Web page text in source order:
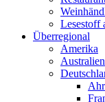
Lesestoff
Überregional
Amerika
Australien
Ahr